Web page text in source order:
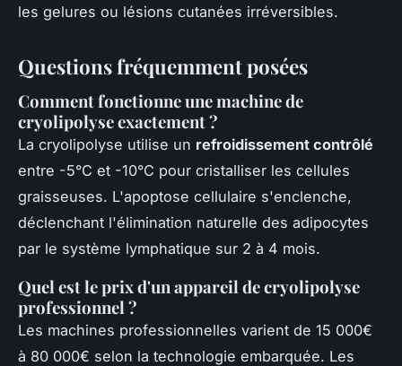
les gelures ou lésions cutanées irréversibles.
Questions fréquemment posées
Comment fonctionne une machine de
cryolipolyse exactement ?
La cryolipolyse utilise un refroidissement contrôlé
entre -5°C et -10°C pour cristalliser les cellules
graisseuses. L'apoptose cellulaire s'enclenche,
déclenchant l'élimination naturelle des adipocytes
par le système lymphatique sur 2 à 4 mois.
Quel est le prix d'un appareil de cryolipolyse
professionnel ?
Les machines professionnelles varient de 15 000€
à 80 000€ selon la technologie embarquée. Les